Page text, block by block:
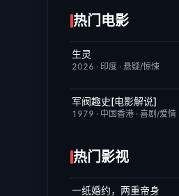
热门电影
昨日更新
生灵
2026 · 印度 · 悬疑/惊悚
已完结
军阀趣史[电影解说]
1979 · 中国香港 · 喜剧/爱情
热门影视
完结
一纸婚约，两重帝身